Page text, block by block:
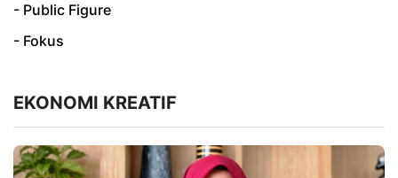
- Public Figure
- Fokus
EKONOMI KREATIF